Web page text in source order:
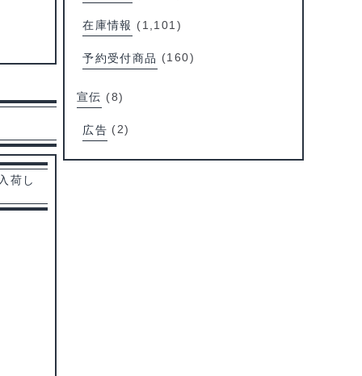
荷し
在庫情報 (1,101)
予約受付商品 (160)
宣伝 (8)
広告 (2)